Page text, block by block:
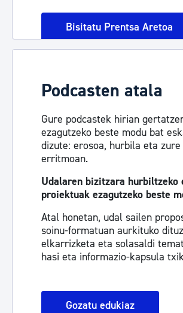
Bisitatu Prentsa Aretoa
Podcasten atala
Gure podcastek hirian
ezagutzeko beste modu bat
dizute: erosoa, hurbila eta zure
erritmoan.
Udalaren bizitzara hurbiltzeko
proiektuak ezagutzeko beste
Atal honetan, udal sailen
soinu-formatuan aurkituko
elkarrizketa eta solasaldi
hasi eta informazio-kapsula
Gozatu edukiaz